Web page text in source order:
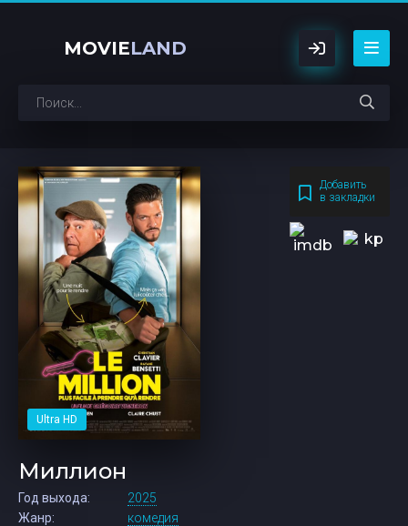
MOVIELAND
Ultra HD
Миллион
Год выхода:
2025
Жанр:
комедия
Добавить
в закладки